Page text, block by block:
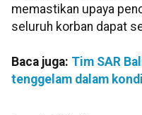
memastikan upaya
seluruh korban dapat
Baca juga: Tim SAR
tenggelam dalam